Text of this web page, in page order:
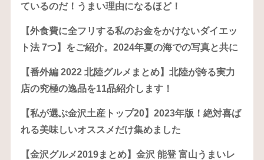
ているのだ！うまい理由になるほど！
【外食費に全フリする私のお金をかけないダイエッ
ト法 7つ】をご紹介。2024年夏の海での写真と共に
【番外編 2022 北陸グルメまとめ】北陸が誇る実力
店の究極の逸品を11品紹介します！
【私が選ぶ金沢土産トップ20】2023年版！絶対喜ば
れる美味しいオススメだけ集めました
【金沢グルメ2019まとめ】金沢 能登 富山うまいレ